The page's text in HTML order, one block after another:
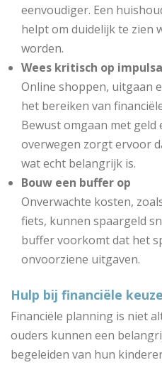
eenvoudiger. Een
helpt om duidelijk te zien
worden.
Wees kritisch op
Online shoppen, uitgaan
het bereiken van
Bewust omgaan met
overwegen zorgt ervoor
wat echt belangrijk is.
Bouw een buffer op
Onverwachte kosten,
fiets, kunnen spaargeld
buffer voorkomt dat het
onvoorziene uitgaven.
Hulp bij financiële
Financiële planning is niet
ouders kunnen een
begeleiden van hun